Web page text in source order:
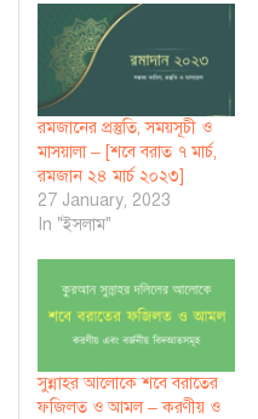
রমজানের প্রস্তুতি, সময়সূচী ও
মাসয়ালা – [শবে বরাত ৭ মার্চ,
রমজান ২৪ মার্চ ২০২৩]
27 January, 2023
In "ইসলাম"
সুন্নাহর আলোকে শবে বরাতের
ফজিলত ও আমল – করণীয় ও